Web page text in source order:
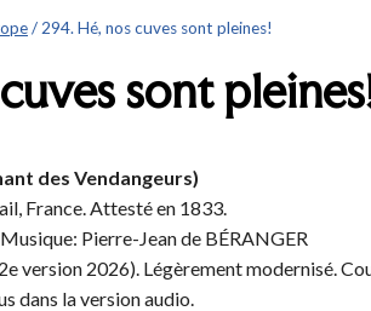
/ 294. Hé, nos cuves sont pleines!
sont
des Vendangeurs)
France. Attesté en 1833.
Pierre-Jean de BÉRANGER
version 2026). Légèrement modernisé.
dans la version audio.